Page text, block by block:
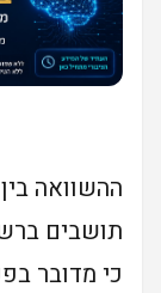
ההשוואה
תושבים
כי מדובר